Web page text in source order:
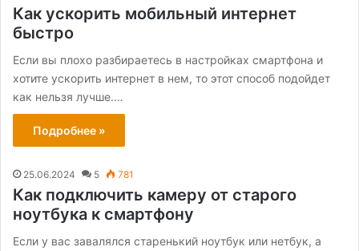
Как ускорить мобильный интернет
быстро
Если вы плохо разбираетесь в настройках смартфона и
хотите ускорить интернет в нем, то этот способ подойдет
как нельзя лучше.…
Подробнее »
25.06.2024 5 781
Как подключить камеру от старого
ноутбука к смартфону
Если у вас завалялся старенький ноутбук или нетбук, а